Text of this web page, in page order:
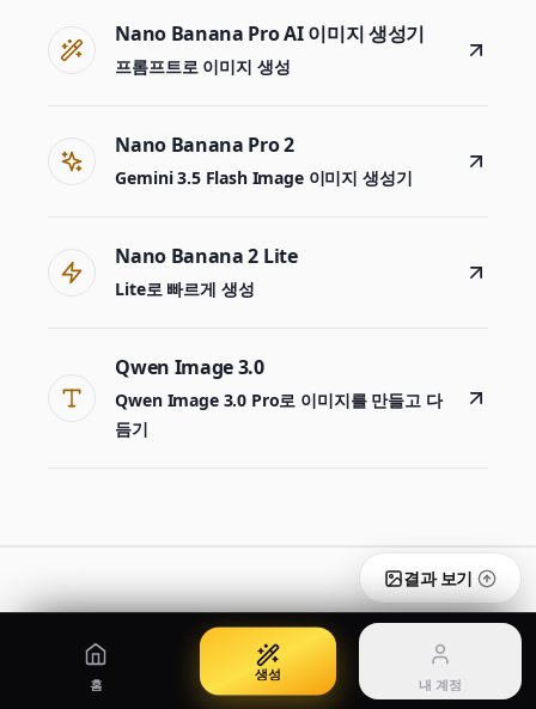
Nano Banana Pro AI 이미지 생성기
프롬프트로 이미지 생성
Nano Banana Pro 2
Gemini 3.5 Flash Image 이미지 생성기
Nano Banana 2 Lite
Lite로 빠르게 생성
Qwen Image 3.0
Qwen Image 3.0 Pro로 이미지를 만들고 다
듬기
자주 묻는 질문
생성기
제작 도구를 선택하세요
생성기 Nano Banana 2
참조 이미지로 편집
Nano Banana Pro 2
GPT Image 2
완성도 높은 비주얼 생성
요금제와 크레딧 보기
홈
생성
내 계정
결과 보기